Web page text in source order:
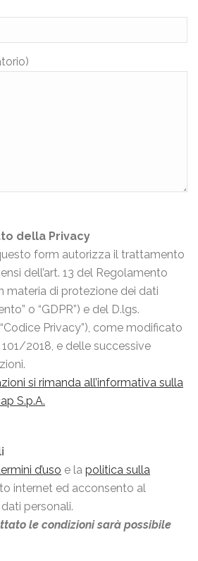
della Privacy
form autorizza il trattamento
dell’art. 13 del Regolamento
materia di protezione dei dati
o “GDPR”) e del D.lgs.
Privacy”), come modificato
2018, e delle successive
si rimanda all’informativa sulla
S.p.A.
d’uso e la politica sulla
internet ed acconsento al
personali.
le condizioni sarà possibile